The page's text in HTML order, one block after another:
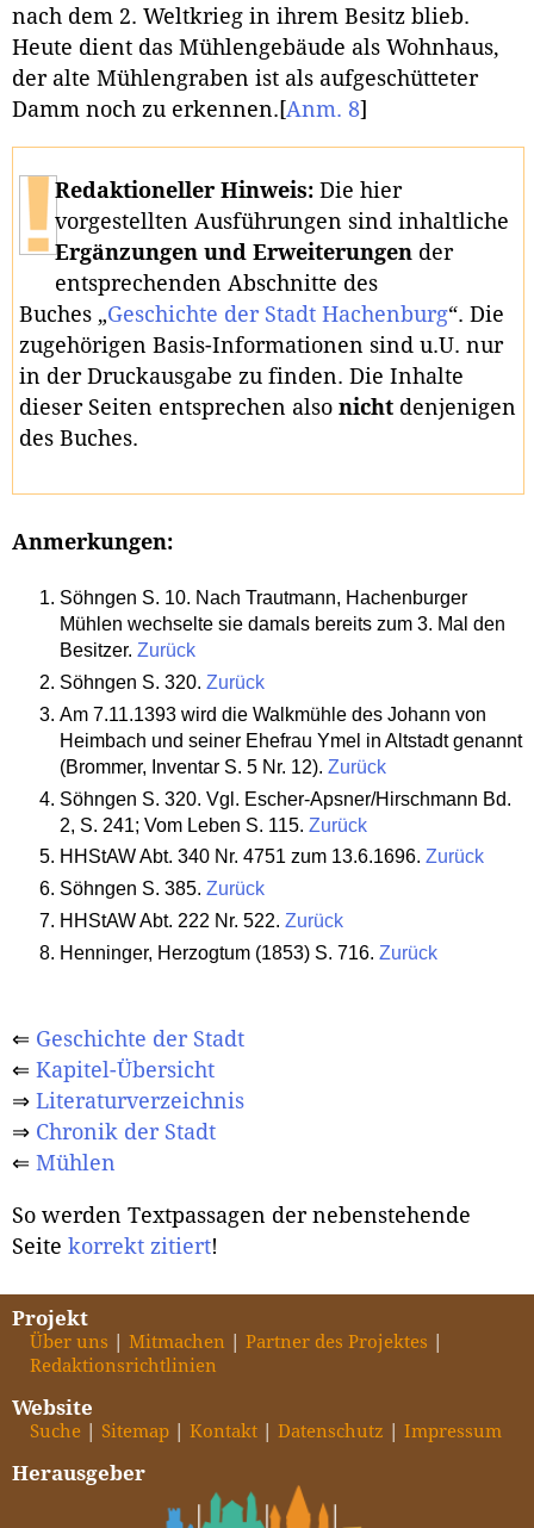
nach dem 2. Weltkrieg in ihrem Besitz blieb.
Heute dient das Mühlengebäude als Wohnhaus,
der alte Mühlengraben ist als aufgeschütteter
Damm noch zu erkennen. [Anm. 8]
Redaktioneller Hinweis: Die hier
vorgestellten Ausführungen sind inhaltliche
Ergänzungen und Erweiterungen der
entsprechenden Abschnitte des
Buches „Geschichte der Stadt Hachenburg“. Die
zugehörigen Basis-Informationen sind u.U. nur
in der Druckausgabe zu finden. Die Inhalte
dieser Seiten entsprechen also nicht denjenigen
des Buches.
Anmerkungen:
Söhngen S. 10. Nach Trautmann, Hachenburger
Mühlen wechselte sie damals bereits zum 3. Mal den
Besitzer. Zurück
Söhngen S. 320. Zurück
Am 7.11.1393 wird die Walkmühle des Johann von
Heimbach und seiner Ehefrau Ymel in Altstadt genannt
(Brommer, Inventar S. 5 Nr. 12). Zurück
Söhngen S. 320. Vgl. Escher-Apsner/Hirschmann Bd.
2, S. 241; Vom Leben S. 115. Zurück
HHStAW Abt. 340 Nr. 4751 zum 13.6.1696. Zurück
Söhngen S. 385. Zurück
HHStAW Abt. 222 Nr. 522. Zurück
Henninger, Herzogtum (1853) S. 716. Zurück
⇐ Geschichte der Stadt
⇐ Kapitel-Übersicht
⇒ Literaturverzeichnis
⇒ Chronik der Stadt
⇐ Mühlen
So werden Textpassagen der nebenstehende
Seite korrekt zitiert!
Projekt
Über uns Mitmachen
Partner des Projektes
Redaktionsrichtlinien
Website
Suche Sitemap Kontakt Datenschutz Impressum
Herausgeber